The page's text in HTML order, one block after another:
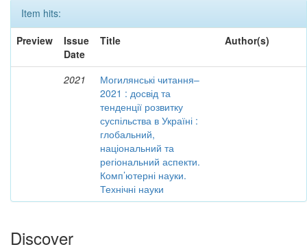
Item hits:
Preview
Issue
Date
Title Author(s)
2021
Могилянські читання–
2021 : досвід та
тенденції розвитку
суспільства в Україні :
глобальний,
національний та
регіональний аспекти.
Комп’ютерні науки.
Технічні науки
Discover